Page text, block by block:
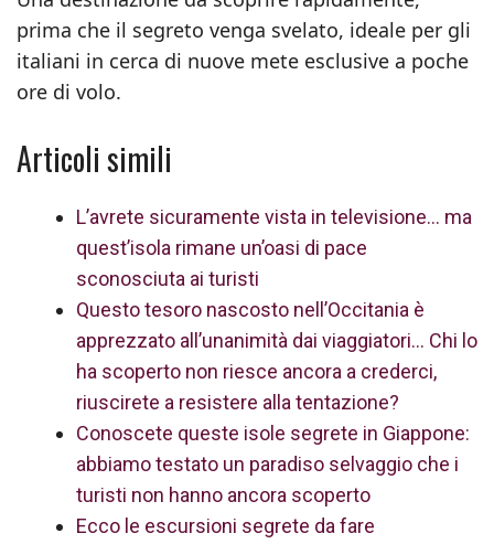
prima che il segreto venga svelato, ideale per gli
italiani in cerca di nuove mete esclusive a poche
ore di volo.
Articoli simili
L’avrete sicuramente vista in televisione… ma
quest’isola rimane un’oasi di pace
sconosciuta ai turisti
Questo tesoro nascosto nell’Occitania è
apprezzato all’unanimità dai viaggiatori… Chi lo
ha scoperto non riesce ancora a crederci,
riuscirete a resistere alla tentazione?
Conoscete queste isole segrete in Giappone:
abbiamo testato un paradiso selvaggio che i
turisti non hanno ancora scoperto
Ecco le escursioni segrete da fare